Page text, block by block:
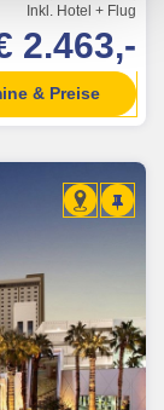
Inkl. Hotel + Flug
2.463,-
& Preise